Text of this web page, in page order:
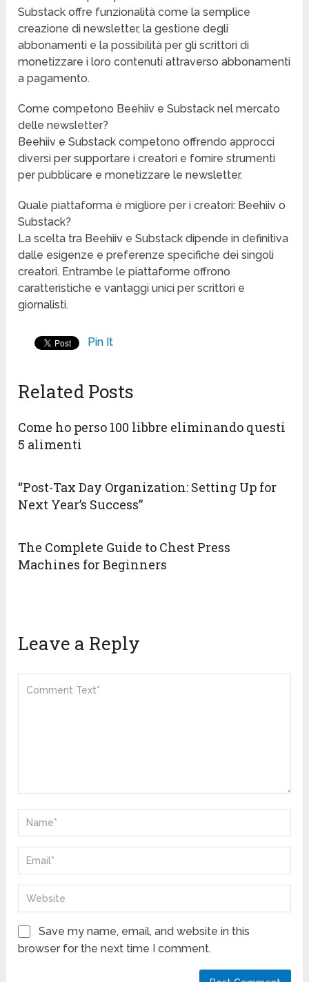
Substack offre funzionalità come la semplice
creazione di newsletter, la gestione degli
abbonamenti e la possibilità per gli scrittori di
monetizzare i loro contenuti attraverso abbonamenti
a pagamento.
Come competono Beehiiv e Substack nel mercato
delle newsletter?
Beehiiv e Substack competono offrendo approcci
diversi per supportare i creatori e fornire strumenti
per pubblicare e monetizzare le newsletter.
Quale piattaforma è migliore per i creatori: Beehiiv o
Substack?
La scelta tra Beehiiv e Substack dipende in definitiva
dalle esigenze e preferenze specifiche dei singoli
creatori. Entrambe le piattaforme offrono
caratteristiche e vantaggi unici per scrittori e
giornalisti.
Pin It
Related Posts
Come ho perso 100 libbre eliminando questi
5 alimenti
“Post-Tax Day Organization: Setting Up for
Next Year’s Success”
The Complete Guide to Chest Press
Machines for Beginners
Leave a Reply
Save my name, email, and website in this
browser for the next time I comment.